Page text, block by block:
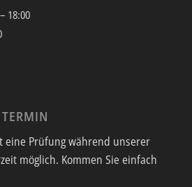
18:00
eine Prüfung während unserer
möglich. Kommen Sie einfach